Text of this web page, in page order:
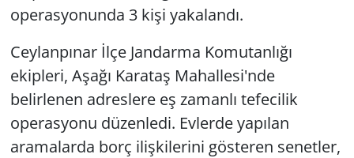
operasyonunda 3 kişi yakalandı.
Ceylanpınar İlçe Jandarma Komutanlığı
ekipleri, Aşağı Karataş Mahallesi'nde
belirlenen adreslere eş zamanlı tefecilik
operasyonu düzenledi. Evlerde yapılan
aramalarda borç ilişkilerini gösteren senetler,